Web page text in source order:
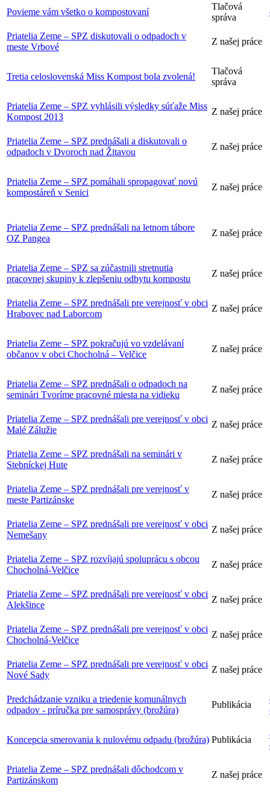
Povieme vám všetko o kompostovaní
Tlačová
správa
Priatelia Zeme – SPZ diskutovali o odpadoch v
meste Vrbové
Z našej práce
Tretia celoslovenská Miss Kompost bola zvolená!
Tlačová
správa
Priatelia Zeme – SPZ vyhlásili výsledky súťaže Miss
Kompost 2013
Z našej práce
Priatelia Zeme – SPZ prednášali a diskutovali o
odpadoch v Dvoroch nad Žitavou
Z našej práce
Priatelia Zeme – SPZ pomáhali spropagovať novú
kompostáreň v Senici
Z našej práce
Priatelia Zeme – SPZ prednášali na letnom tábore
OZ Pangea
Z našej práce
Priatelia Zeme – SPZ sa zúčastnili stretnutia
pracovnej skupiny k zlepšeniu odbytu kompostu
Z našej práce
Priatelia Zeme – SPZ prednášali pre verejnosť v obci
Hrabovec nad Laborcom
Z našej práce
Priatelia Zeme – SPZ pokračujú vo vzdelávaní
občanov v obci Chocholná – Velčice
Z našej práce
Priatelia Zeme – SPZ prednášali o odpadoch na
seminári Tvoríme pracovné miesta na vidieku
Z našej práce
Priatelia Zeme – SPZ prednášali pre verejnosť v obci
Malé Zálužie
Z našej práce
Priatelia Zeme – SPZ prednášali na seminári v
Stebníckej Hute
Z našej práce
Priatelia Zeme – SPZ prednášali pre verejnosť v
meste Partizánske
Z našej práce
Priatelia Zeme – SPZ prednášali pre verejnosť v obci
Nemešany
Z našej práce
Priatelia Zeme – SPZ rozvíjajú spoluprácu s obcou
Chocholná-Velčice
Z našej práce
Priatelia Zeme – SPZ prednášali pre verejnosť v obci
Alekšince
Z našej práce
Priatelia Zeme – SPZ prednášali pre verejnosť v obci
Chocholná-Velčice
Z našej práce
Priatelia Zeme – SPZ prednášali pre verejnosť v obci
Nové Sady
Z našej práce
Predchádzanie vzniku a triedenie komunálnych
odpadov - príručka pre samosprávy (brožúra)
Publikácia
Koncepcia smerovania k nulovému odpadu (brožúra) Publikácia
Priatelia Zeme – SPZ prednášali dôchodcom v
Partizánskom
Z našej práce